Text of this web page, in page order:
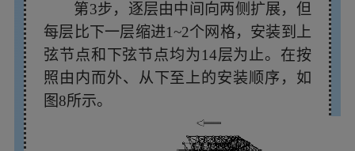
第3步，逐层由中间向两侧扩展，但
每层比下一层缩进1~2个网格，安装到上
弦节点和下弦节点均为14层为止。在按
照由内而外、从下至上的安装顺序，如
图8所示。